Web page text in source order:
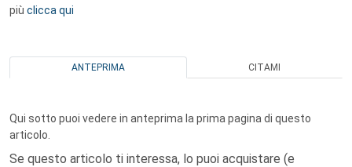
più clicca qui
ANTEPRIMA CITAMI
Qui sotto puoi vedere in anteprima la prima pagina di questo
articolo.
Se questo articolo ti interessa, lo puoi acquistare (e